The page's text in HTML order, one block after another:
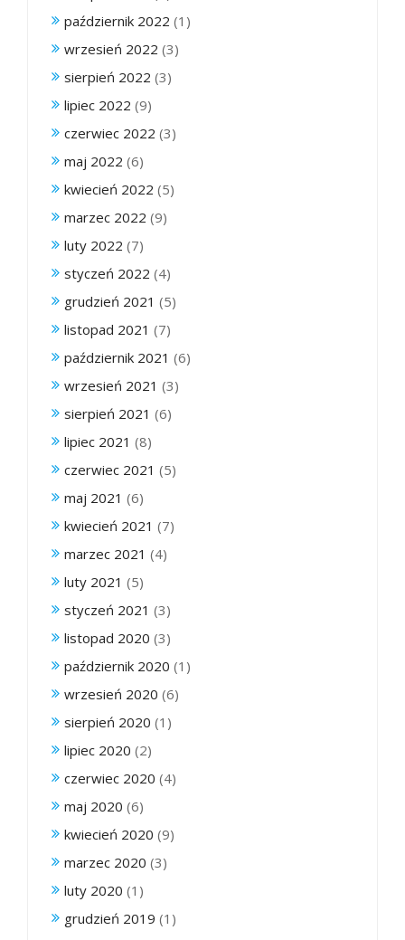
październik 2022 (1)
wrzesień 2022 (3)
sierpień 2022 (3)
lipiec 2022 (9)
czerwiec 2022 (3)
maj 2022 (6)
kwiecień 2022 (5)
marzec 2022 (9)
luty 2022 (7)
styczeń 2022 (4)
grudzień 2021 (5)
listopad 2021 (7)
październik 2021 (6)
wrzesień 2021 (3)
sierpień 2021 (6)
lipiec 2021 (8)
czerwiec 2021 (5)
maj 2021 (6)
kwiecień 2021 (7)
marzec 2021 (4)
luty 2021 (5)
styczeń 2021 (3)
listopad 2020 (3)
październik 2020 (1)
wrzesień 2020 (6)
sierpień 2020 (1)
lipiec 2020 (2)
czerwiec 2020 (4)
maj 2020 (6)
kwiecień 2020 (9)
marzec 2020 (3)
luty 2020 (1)
grudzień 2019 (1)